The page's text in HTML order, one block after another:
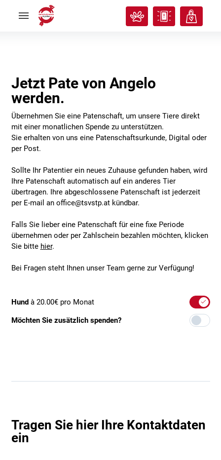
uns
Ich
helfen!
uns
Ich
helfen!
Jetzt Pate von Angelo
werden.
Übernehmen Sie eine Patenschaft, um unsere Tiere direkt
mit einer monatlichen Spende zu unterstützen.
Sie erhalten von uns eine Patenschaftsurkunde, Digital oder
per Post.
Sollte Ihr Patentier ein neues Zuhause gefunden haben, wird
Ihre Patenschaft automatisch auf ein anderes Tier
übertragen. Ihre abgeschlossene Patenschaft ist jederzeit
per E-mail an office@tsvstp.at kündbar.
Falls Sie lieber eine Patenschaft für eine fixe Periode
übernehmen oder per Zahlschein bezahlen möchten, klicken
Sie bitte hier.
Bei Fragen steht Ihnen unser Team gerne zur Verfügung!
Hundà 20.00€ pro Monat
Möchten Sie zusätzlich spenden?
Tragen Sie hier Ihre Kontaktdaten
ein